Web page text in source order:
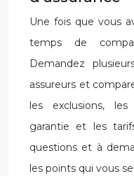
Une fois que vous
temps de
Demandez
assureurs et
les exclusions,
garantie et les
questions et à
les points qui vous